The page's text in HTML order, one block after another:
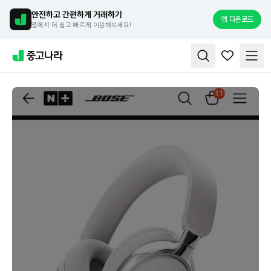
안전하고 간편하게 거래하기
앱에서 더 쉽고 빠르게 이용해보세요!
앱 다운로드